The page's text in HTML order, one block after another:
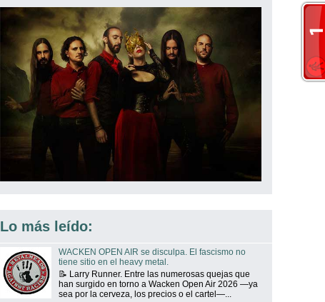
Lo más leído:
WACKEN OPEN AIR se disculpa. El fascismo no
tiene sitio en el heavy metal.
📝 Larry Runner. Entre las numerosas quejas que
han surgido en torno a Wacken Open Air 2026 —ya
sea por la cerveza, los precios o el cartel—...